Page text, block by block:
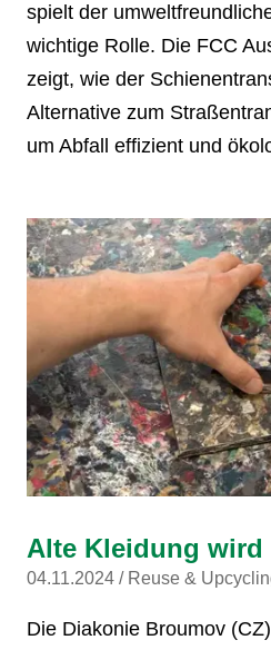
spielt der
wichtige Rolle. Die FCC
zeigt, wie der
Alternative zum
um Abfall effizient und
Alte Kleidung wird
04.11.2024 Reuse &
Die Diakonie Broumov